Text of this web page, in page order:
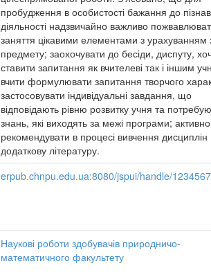
пробудження в особистості бажання до
діяльності надзвичайно важливо
заняття цікавими елементами з урахуванням
предмету; заохочувати до бесіди, диспуту,
ставити запитання як вчителеві так і іншим
вчити формулювати запитання творчого
застосовувати індивідуальні завдання, що
відповідають рівню розвитку учня та
знань, які виходять за межі програми; активно
рекомендувати в процесі вивчення дисциплін
додаткову літературу.
erpub.chnpu.edu.ua:8080/jspui/handle/
Наукові роботи здобувачів природничо-
математичного факультету